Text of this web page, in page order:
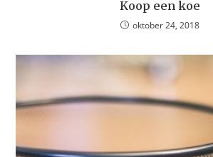
Koop een koe
oktober 24, 2018